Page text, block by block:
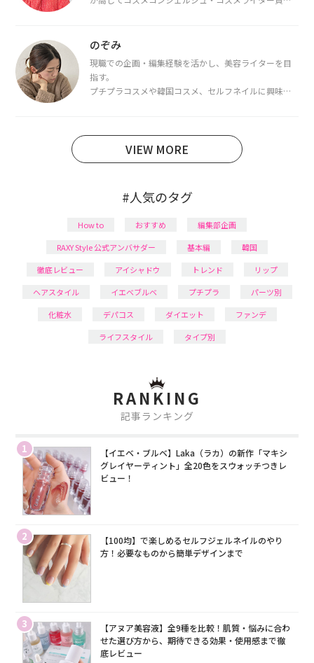
断・骨格診断によるイメージコンサルティングも行っ
のぞみ
現職での企画・編集経験を活かし、美容ライターを目
指す。
プチプラコスメや韓国コスメ、セルフネイルに興味が
日本化粧品検定1級保有。
VIEW MORE
#人気のタグ
How to おすすめ
編集部企画
RAXY Style 公式アンバサダー
基本編
韓国
徹底レビュー
アイシャドウ トレンド
リップ
ヘアスタイル
イエベブルベ プチプラ
パーツ別
化粧水
デパコス ダイエット
ファンデ
ライフスタイル
タイプ別
RANKING
記事ランキング
1
【イエベ・ブルベ】Laka（ラカ）の新作「マキシ
グレイヤーティント」全20色をスウォッチつきレ
ビュー！
2
【100均】で楽しめるセルフジェルネイルのやり
方！必要なものから簡単デザインまで
3
【アヌア美容液】全9種を比較！肌質・悩みに合わ
せた選び方から、期待できる効果・使用感まで徹
底レビュー